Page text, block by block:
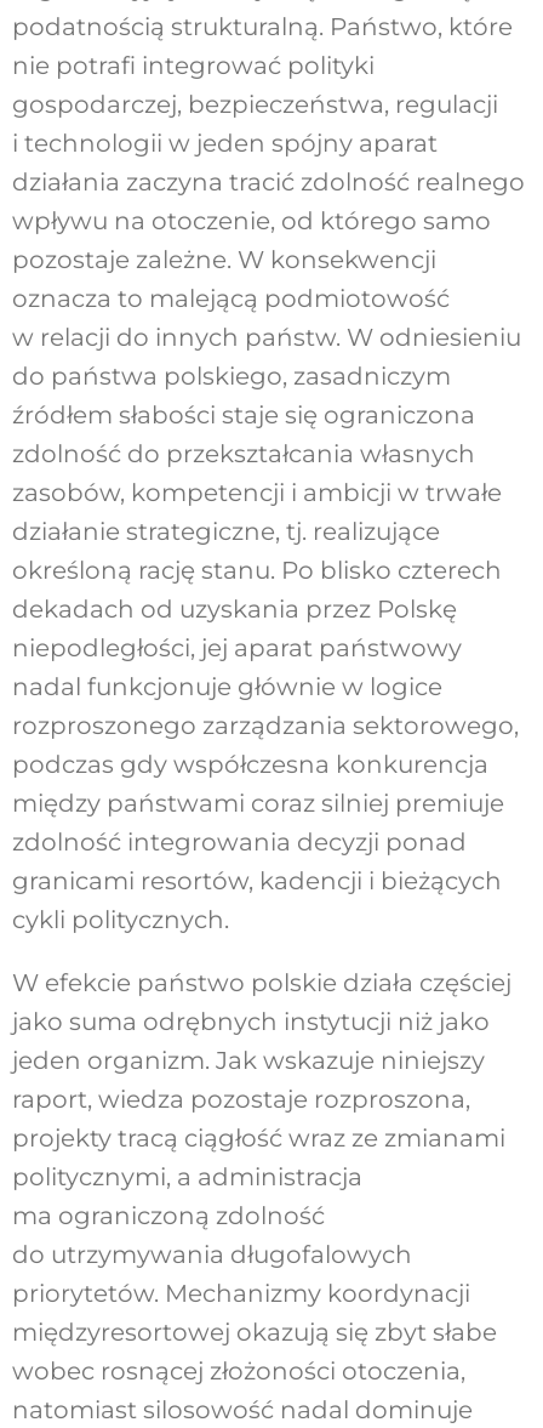
podatnością strukturalną. Państwo, które
nie potrafi integrować polityki
gospodarczej, bezpieczeństwa, regulacji
i technologii w jeden spójny aparat
działania zaczyna tracić zdolność realnego
wpływu na otoczenie, od którego samo
pozostaje zależne. W konsekwencji
oznacza to malejącą podmiotowość
w relacji do innych państw. W odniesieniu
do państwa polskiego, zasadniczym
źródłem słabości staje się ograniczona
zdolność do przekształcania własnych
zasobów, kompetencji i ambicji w trwałe
działanie strategiczne, tj. realizujące
określoną rację stanu. Po blisko czterech
dekadach od uzyskania przez Polskę
niepodległości, jej aparat państwowy
nadal funkcjonuje głównie w logice
rozproszonego zarządzania sektorowego,
podczas gdy współczesna konkurencja
między państwami coraz silniej premiuje
zdolność integrowania decyzji ponad
granicami resortów, kadencji i bieżących
cykli politycznych.
W efekcie państwo polskie działa częściej
jako suma odrębnych instytucji niż jako
jeden organizm. Jak wskazuje niniejszy
raport, wiedza pozostaje rozproszona,
projekty tracą ciągłość wraz ze zmianami
politycznymi, a administracja
ma ograniczoną zdolność
do utrzymywania długofalowych
priorytetów. Mechanizmy koordynacji
międzyresortowej okazują się zbyt słabe
wobec rosnącej złożoności otoczenia,
natomiast silosowość nadal dominuje